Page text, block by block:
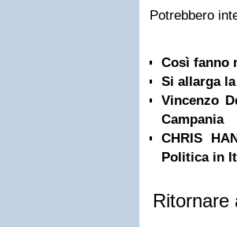
Potrebbero
Così fanno
Si allarga
Vincenzo
Campania
CHRIS
Politica in
Ritornare